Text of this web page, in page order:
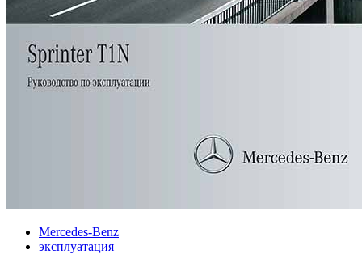
Mercedes-Benz
эксплуатация